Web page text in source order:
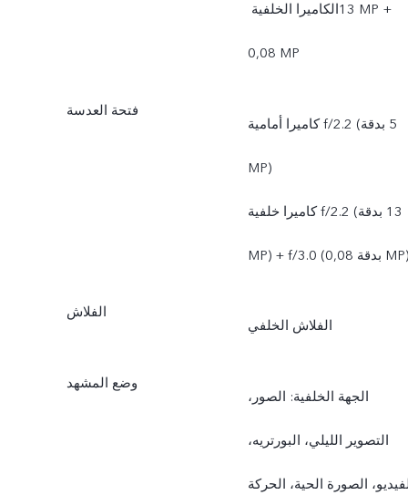
الكاميرا الخلفية ‏‎13 MP +
‏0,08‎ MP
فتحة العدسة
كاميرا أمامية f/2.2 (بدقة ‎5
MP)
كاميرا خلفية f/2.2 (بدقة ‎13
MP) + f/3.0 ‏(بدقة 0,08‎ MP)
الفلاش
الفلاش الخلفي
وضع المشهد
الجهة الخلفية: الصور،
التصوير الليلي، البورتريه،
الصورة الحية، الحركة